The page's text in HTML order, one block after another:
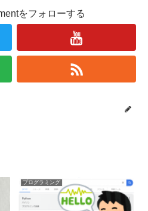
をフォローする
プログラミング